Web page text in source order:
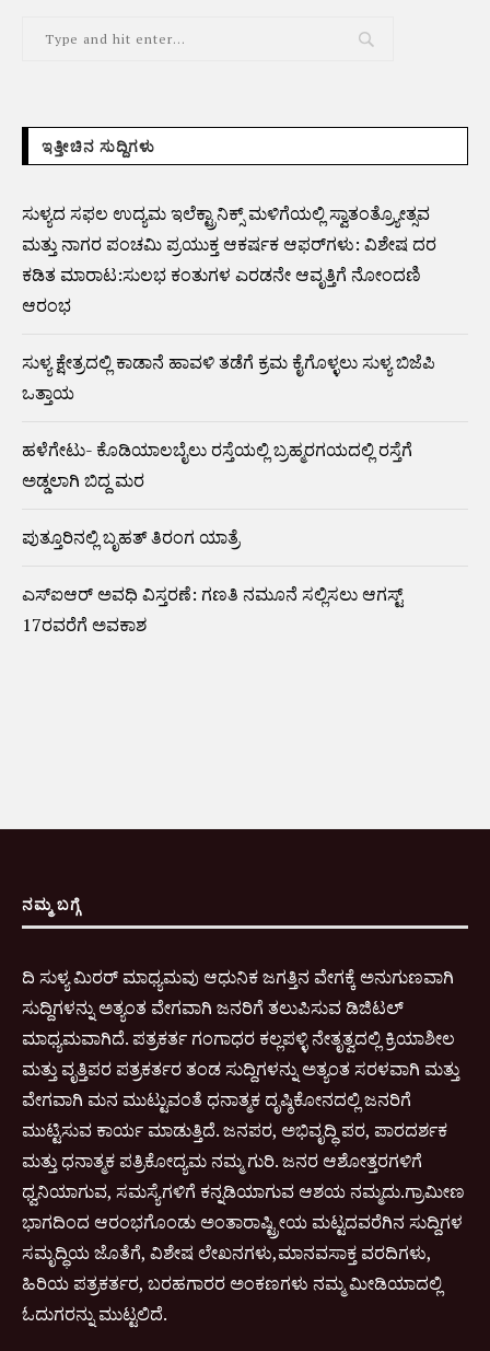
ಇತ್ತೀಚಿನ ಸುದ್ದಿಗಳು
ಸುಳ್ಯದ ಸಫಲ ಉದ್ಯಮ ಇಲೆಕ್ಟ್ರಾನಿಕ್ಸ್ ಮಳಿಗೆಯಲ್ಲಿ ಸ್ವಾತಂತ್ರ್ಯೋತ್ಸವ
ಮತ್ತು ನಾಗರ ಪಂಚಮಿ ಪ್ರಯುಕ್ತ ಆಕರ್ಷಕ ಆಫರ್‌ಗಳು: ವಿಶೇಷ ದರ
ಕಡಿತ ಮಾರಾಟ:ಸುಲಭ ಕಂತುಗಳ ಎರಡನೇ ಆವೃತ್ತಿಗೆ ನೋಂದಣಿ
ಆರಂಭ
ಸುಳ್ಯ ಕ್ಷೇತ್ರದಲ್ಲಿ ಕಾಡಾನೆ ಹಾವಳಿ ತಡೆಗೆ ಕ್ರಮ ಕೈಗೊಳ್ಳಲು ಸುಳ್ಯ ಬಿಜೆಪಿ
ಒತ್ತಾಯ
ಹಳೆಗೇಟು- ಕೊಡಿಯಾಲಬೈಲು ರಸ್ತೆಯಲ್ಲಿ ಬ್ರಹ್ಮರಗಯದಲ್ಲಿ ರಸ್ತೆಗೆ
ಅಡ್ಡಲಾಗಿ ಬಿದ್ದ ಮರ
ಪುತ್ತೂರಿನಲ್ಲಿ ಬೃಹತ್ ತಿರಂಗ ಯಾತ್ರೆ
ಎಸ್‌ಐಆರ್‌ ಅವಧಿ ವಿಸ್ತರಣೆ: ಗಣತಿ ನಮೂನೆ ಸಲ್ಲಿಸಲು ಆಗಸ್ಟ್‌
17ರವರೆಗೆ ಅವಕಾಶ
ನಮ್ಮ ಬಗ್ಗೆ
ದಿ ಸುಳ್ಯ ಮಿರರ್ ಮಾಧ್ಯಮವು ಆಧುನಿಕ ಜಗತ್ತಿನ ವೇಗಕ್ಕೆ ಅನುಗುಣವಾಗಿ
ಸುದ್ದಿಗಳನ್ನು ಅತ್ಯಂತ ವೇಗವಾಗಿ ಜನರಿಗೆ ತಲುಪಿಸುವ ಡಿಜಿಟಲ್
ಮಾಧ್ಯಮವಾಗಿದೆ. ಪತ್ರಕರ್ತ ಗಂಗಾಧರ ಕಲ್ಲಪಳ್ಳಿ ನೇತೃತ್ವದಲ್ಲಿ ಕ್ರಿಯಾಶೀಲ
ಮತ್ತು ವೃತ್ತಿಪರ ಪತ್ರಕರ್ತರ ತಂಡ ಸುದ್ದಿಗಳನ್ನು ಅತ್ಯಂತ ಸರಳವಾಗಿ ಮತ್ತು
ವೇಗವಾಗಿ ಮನ ಮುಟ್ಟುವಂತೆ ಧನಾತ್ಮಕ ದೃಷ್ಠಿಕೋನದಲ್ಲಿ ಜನರಿಗೆ
ಮುಟ್ಟಿಸುವ ಕಾರ್ಯ ಮಾಡುತ್ತಿದೆ. ಜನಪರ, ಅಭಿವೃದ್ಧಿ ಪರ, ಪಾರದರ್ಶಕ
ಮತ್ತು ಧನಾತ್ಮಕ ಪತ್ರಿಕೋದ್ಯಮ ನಮ್ಮ ಗುರಿ. ಜನರ ಆಶೋತ್ತರಗಳಿಗೆ
ಧ್ವನಿಯಾಗುವ, ಸಮಸ್ಯೆಗಳಿಗೆ ಕನ್ನಡಿಯಾಗುವ ಆಶಯ ನಮ್ಮದು.ಗ್ರಾಮೀಣ
ಭಾಗದಿಂದ ಆರಂಭಗೊಂಡು ಅಂತಾರಾಷ್ಟ್ರೀಯ ಮಟ್ಟದವರೆಗಿನ ಸುದ್ದಿಗಳ
ಸಮೃದ್ಧಿಯ ಜೊತೆಗೆ, ವಿಶೇಷ ಲೇಖನಗಳು,ಮಾನವಸಾಕ್ತ ವರದಿಗಳು,
ಹಿರಿಯ ಪತ್ರಕರ್ತರ, ಬರಹಗಾರರ ಅಂಕಣಗಳು ನಮ್ಮ ಮೀಡಿಯಾದಲ್ಲಿ
ಓದುಗರನ್ನು ಮುಟ್ಟಲಿದೆ.